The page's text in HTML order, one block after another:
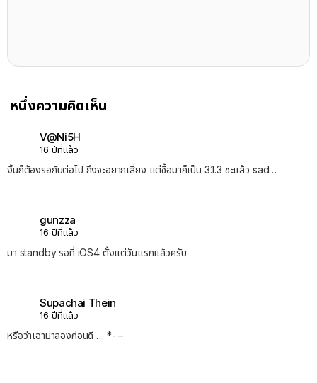
หนึ่งความคิดเห็น
V@Ni5H
16 ปีที่แล้ว
งั้นก็ต้องรอกันต่อไป ถึงจะอยากเสี่ยง แต่ซื้อมาก็เป็น 3.1.3 ซะแล้ว sad…
gunzza
16 ปีที่แล้ว
มา standby รอที่ iOS4 ตั้งแต่วันแรกแล้วครับ
Supachai Thein
16 ปีที่แล้ว
หรือว่าเอามาลองก่อนดี … *- –